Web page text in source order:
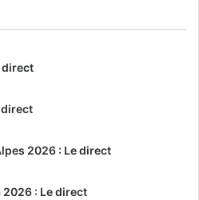
direct
direct
2026 : Le direct
2026 : Le direct